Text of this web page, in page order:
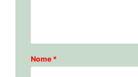
Nome *